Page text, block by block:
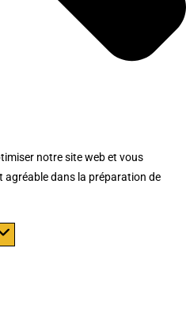
notre site web et vous
agréable dans la préparation de